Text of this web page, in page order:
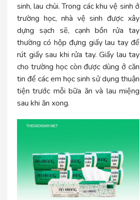
sinh, lau chùi. Trong các khu vệ sinh ở
trường học, nhà vệ sinh được xây
dựng sạch sẽ, cạnh bồn rửa tay
thường có hộp đựng giấy lau tay để
rút giấy sau khi rửa tay.Giấy lau tay
cho trường họccòn được dùng ở căn
tin để các em học sinh sử dụng thuận
tiện trước mỗi bữa ăn và lau miệng
sau khi ăn xong.